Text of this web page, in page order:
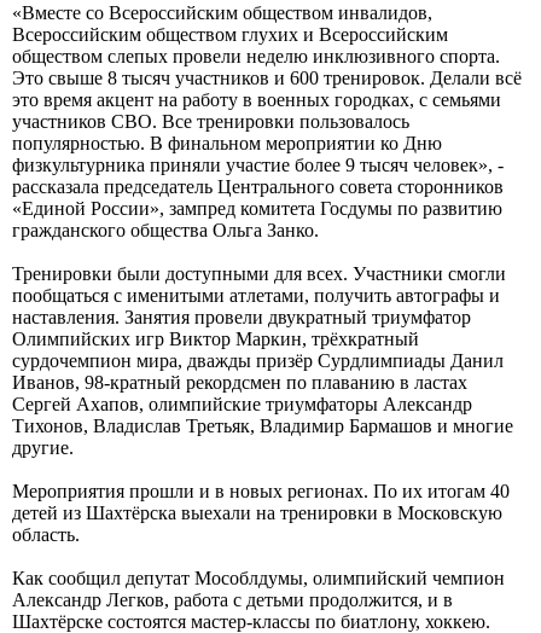
«Вместе со Всероссийским обществом инвалидов,
Всероссийским обществом глухих и Всероссийским
обществом слепых провели неделю инклюзивного спорта.
Это свыше 8 тысяч участников и 600 тренировок. Делали всё
это время акцент на работу в военных городках, с семьями
участников СВО. Все тренировки пользовалось
популярностью. В финальном мероприятии ко Дню
физкультурника приняли участие более 9 тысяч человек», -
рассказала председатель Центрального совета сторонников
«Единой России», зампред комитета Госдумы по развитию
гражданского общества Ольга Занко.
Тренировки были доступными для всех. Участники смогли
пообщаться с именитыми атлетами, получить автографы и
наставления. Занятия провели двукратный триумфатор
Олимпийских игр Виктор Маркин, трёхкратный
сурдочемпион мира, дважды призёр Сурдлимпиады Данил
Иванов, 98-кратный рекордсмен по плаванию в ластах
Сергей Ахапов, олимпийские триумфаторы Александр
Тихонов, Владислав Третьяк, Владимир Бармашов и многие
другие.
Мероприятия прошли и в новых регионах. По их итогам 40
детей из Шахтёрска выехали на тренировки в Московскую
область.
Как сообщил депутат Мособлдумы, олимпийский чемпион
Александр Легков, работа с детьми продолжится, и в
Шахтёрске состоятся мастер-классы по биатлону, хоккею.